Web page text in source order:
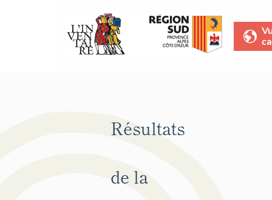
Résultats
de la